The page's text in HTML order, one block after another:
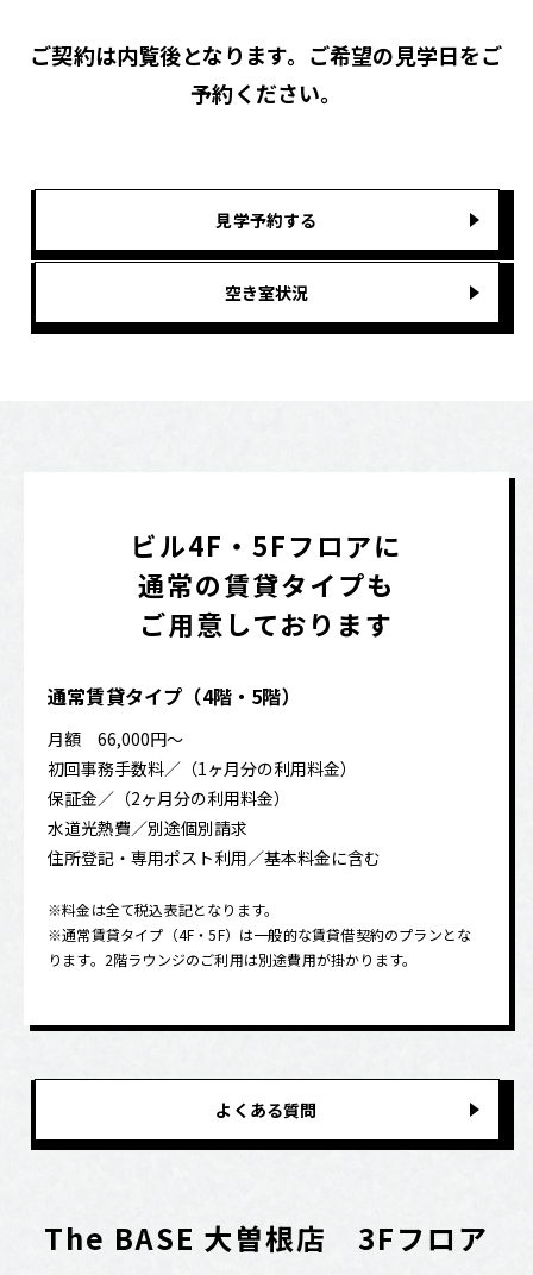
ご契約は内覧後となります。ご希望の見学日をご
予約ください。
見学予約する
空き室状況
ビル4F・5Fフロアに
通常の賃貸タイプも
ご用意しております
通常賃貸タイプ（4階・5階）
月額 66,000円～
初回事務手数料／（1ヶ月分の利用料金）
保証金／（2ヶ月分の利用料金）
水道光熱費／別途個別請求
住所登記・専用ポスト利用／基本料金に含む
※料金は全て税込表記となります。
※通常賃貸タイプ（4F・5F）は一般的な賃貸借契約のプランとな
ります。2階ラウンジのご利用は別途費用が掛かります。
よくある質問
The BASE 大曽根店 3Fフロア